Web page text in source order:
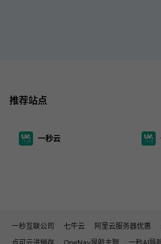
推荐站点
一秒云
一秒互联公司 七牛云 阿里云服务器优惠